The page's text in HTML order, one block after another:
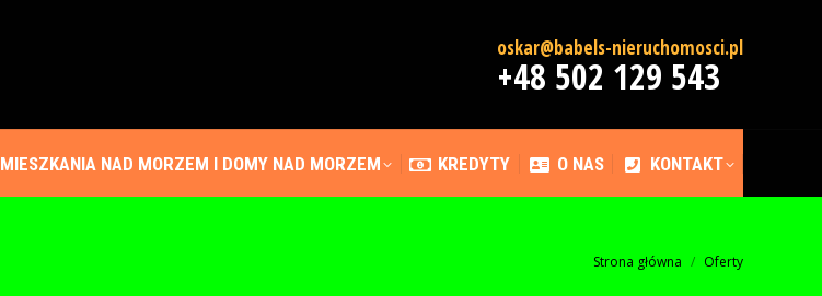
oskar@babels-nieruchomosci.pl
+48 502 129 543
MIESZKANIA NAD MORZEM I DOMY NAD MORZEM KREDYTY O NAS KONTAKT
Jesteś tutaj:
Strona główna Oferty
O NAS KONTAKT